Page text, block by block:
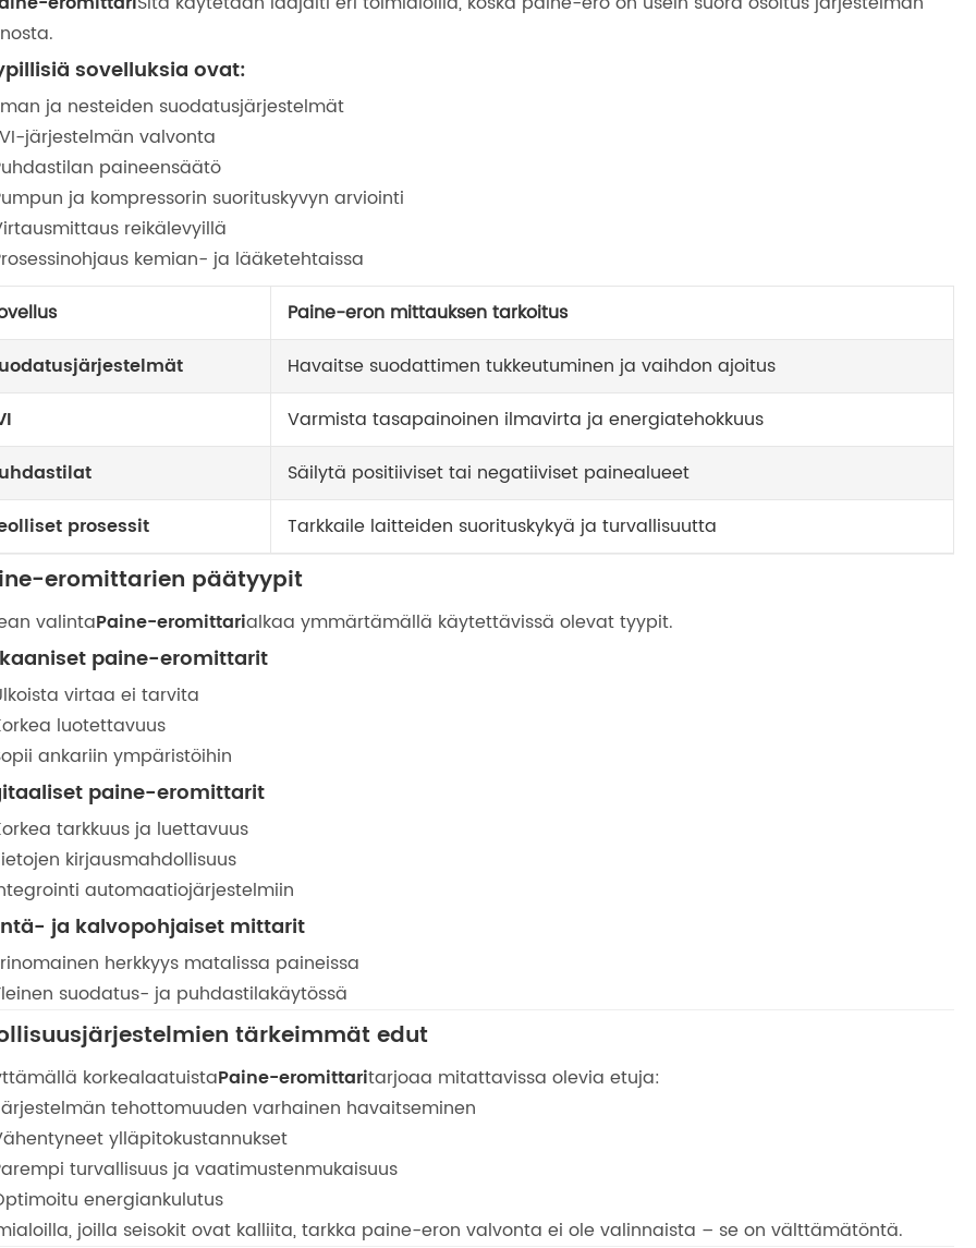
sovelluksia ovat:
ja nesteiden suodatusjärjestelmät
järjestelmän valvonta
paineensäätö
ja kompressorin suorituskyvyn arviointi
reikälevyillä
kemian- ja lääketehtaissa
Paine-eron mittauksen tarkoitus
Havaitse suodattimen tukkeutuminen ja vaihdon ajoitus
Varmista tasapainoinen ilmavirta ja energiatehokkuus
Säilytä positiiviset tai negatiiviset painealueet
prosessit
Tarkkaile laitteiden suorituskykyä ja turvallisuutta
eromittarien päätyypit
valintaPaine-eromittarialkaa ymmärtämällä käytettävissä olevat tyypit.
paine-eromittarit
virtaa ei tarvita
luotettavuus
ankariin ympäristöihin
paine-eromittarit
tarkkuus ja luettavuus
kirjausmahdollisuus
automaatiojärjestelmiin
ja kalvopohjaiset mittarit
herkkyys matalissa paineissa
suodatus- ja puhdastilakäytössä
tärkeimmät edut
korkealaatuistaPaine-eromittaritarjoaa mitattavissa olevia etuja:
tehottomuuden varhainen havaitseminen
ylläpitokustannukset
turvallisuus ja vaatimustenmukaisuus
energiankulutus
joilla seisokit ovat kalliita, tarkka paine-eron valvonta ei ole valinnaista – se on välttämätöntä.